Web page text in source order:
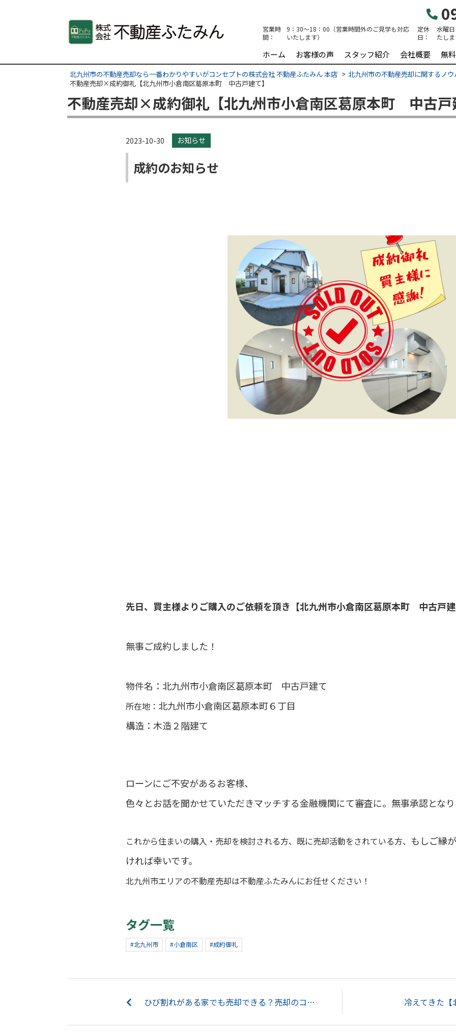
営業時
間：
9：30～18：00（営業時間外のご見学も対応
いたします）
定休
日：
水曜
たし
ホーム お客様の声 スタッフ紹介 会社概要 無
北九州市の不動産売却なら一番わかりやすいがコンセプトの株式会社 不動産ふたみん 本店
北九州市の不動産売却に関するノ
不動産売却×成約御礼【北九州市小倉南区葛原本町 中古戸建て】
不動産売却×成約御礼【北九州市小倉南区葛原本町 中古戸
2023-10-30 お知らせ
成約のお知らせ
先日、買主様よりご購入のご依頼を頂き【北九州市小倉南区葛原本町 中古戸
無事ご成約しました！
物件名：北九州市小倉南区葛原本町 中古戸建て
所在地： 北九州市小倉南区葛原本町６丁目
構造：木造２階建て
ローンにご不安があるお客様、
色々とお話を聞かせていただきマッチする金融機関にて審査に。無事承認とな
これから住まいの購入・売却を検討される方、既に売却活動をされている方、 もしご縁
ければ幸いです。
北九州市エリアの不動産売却は不動産ふたみんにお任せください！
タグ一覧
#北九州市 #小倉南区 #成約御礼
ひび割れがある家でも売却できる？売却のコツや放置するリスクを解説！... 冷えてきた【